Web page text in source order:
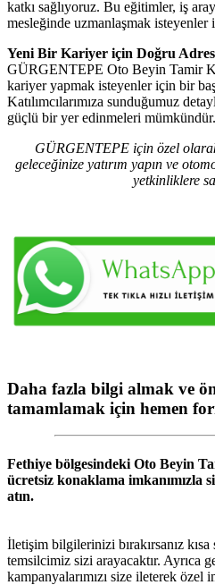
katkı sağlıyoruz. Bu eğitimler, iş
mesleğinde uzmanlaşmak isteyenler
Yeni Bir Kariyer için Doğru Adres
GÜRGENTEPE Oto Beyin Tamir
kariyer yapmak isteyenler için bir
Katılımcılarımıza sunduğumuz
güçlü bir yer edinmeleri mümkündür.
GÜRGENTEPE için özel
geleceğinize yatırım yapın ve
yetkinliklere
Daha fazla bilgi almak ve
tamamlamak için hemen
Fethiye bölgesindeki Oto Beyin
ücretsiz konaklama imkanımızla
atın.
İletişim bilgilerinizi bırakırsanız
temsilcimiz sizi arayacaktır. Ayrıca
kampanyalarımızı size ileterek özel